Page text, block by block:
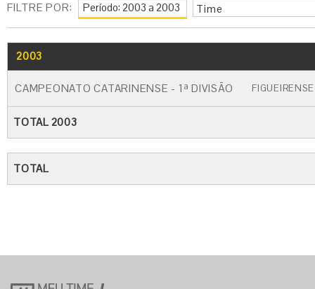
FILTRE POR: Time
2003
CAMPEONATO CATARINENSE - 1ª DIVISÃO FIGUEIRENSE
TOTAL 2003
TOTAL